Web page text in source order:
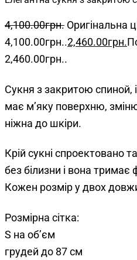
4,100.00грн. Оригінальна
4,100.00грн..2,460.00грн.
2,460.00грн..
Сукня з закритою спиной,
має м’яку поверхню,
ніжна до шкіри.
Крій сукні спроектовано
без білизни і вона тримає
Кожен розмір у двох
Розмірна сітка:
S на об’єм
грудей до 87 см